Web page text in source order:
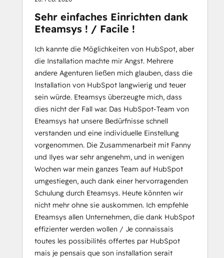
Sehr einfaches Einrichten dank
Eteamsys ! / Facile !
Ich kannte die Möglichkeiten von HubSpot, aber
die Installation machte mir Angst. Mehrere
andere Agenturen ließen mich glauben, dass die
Installation von HubSpot langwierig und teuer
sein würde. Eteamsys überzeugte mich, dass
dies nicht der Fall war. Das HubSpot-Team von
Eteamsys hat unsere Bedürfnisse schnell
verstanden und eine individuelle Einstellung
vorgenommen. Die Zusammenarbeit mit Fanny
und Ilyes war sehr angenehm, und in wenigen
Wochen war mein ganzes Team auf HubSpot
umgestiegen, auch dank einer hervorragenden
Schulung durch Eteamsys. Heute könnten wir
nicht mehr ohne sie auskommen. Ich empfehle
Eteamsys allen Unternehmen, die dank HubSpot
effizienter werden wollen / Je connaissais
toutes les possibilités offertes par HubSpot
mais je pensais que son installation serait